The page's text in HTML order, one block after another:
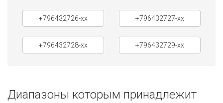
+796432726-xx +796432727-xx
+796432728-xx +796432729-xx
Диапазоны которым принадлежит